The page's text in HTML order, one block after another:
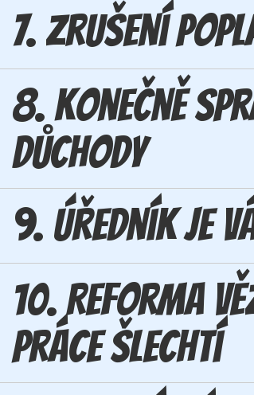
7. Zrušení
8. Konečně
důchody
9. Úředník je
10. Reforma
práce šlechtí